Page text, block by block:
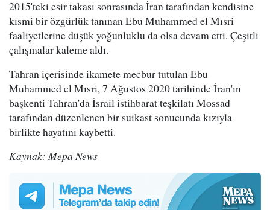
2015'teki esir takası sonrasında İran tarafından kendisine
kısmi bir özgürlük tanınan Ebu Muhammed el Mısri
faaliyetlerine düşük yoğunluklu da olsa devam etti. Çeşitli
çalışmalar kaleme aldı.
Tahran içerisinde ikamete mecbur tutulan Ebu
Muhammed el Mısri, 7 Ağustos 2020 tarihinde İran'ın
başkenti Tahran'da İsrail istihbarat teşkilatı Mossad
tarafından düzenlenen bir suikast sonucunda kızıyla
birlikte hayatını kaybetti.
Kaynak: Mepa News